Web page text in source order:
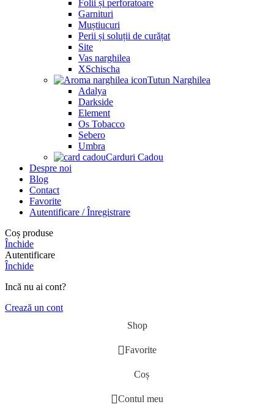
Folii și perforatoare
Garnituri
Muștiucuri
Perii și soluții de curățat
Site
Vas narghilea
XSchischa
Tutun Narghilea
Adalya
Darkside
Element
Os Tobacco
Sebero
Umbra
Carduri Cadou
Despre noi
Blog
Contact
Favorite
Autentificare / Înregistrare
Coș produse
Închide
Autentificare
Închide
Incă nu ai cont?
Crează un cont
Shop
Favorite
Coș
Contul meu